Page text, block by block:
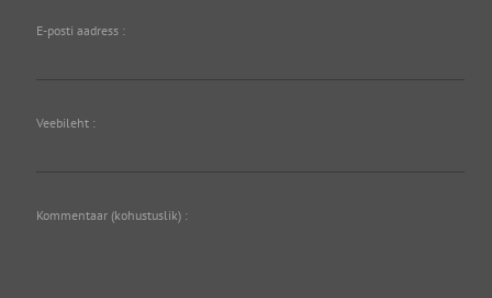
E-posti aadress :
Veebileht :
Kommentaar (kohustuslik) :